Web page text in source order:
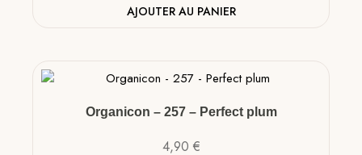
AJOUTER AU PANIER
Organicon – 257 – Perfect plum
4,90 €